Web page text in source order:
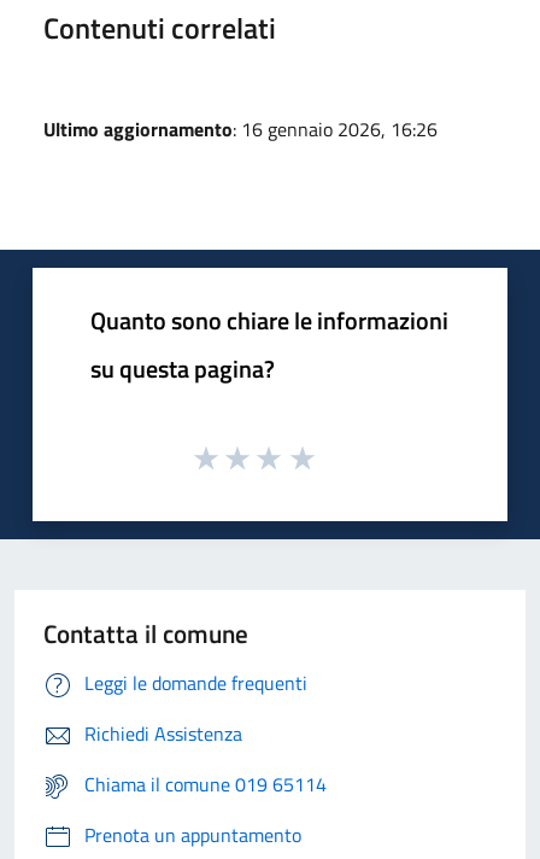
Contenuti correlati
Ultimo aggiornamento: 16 gennaio 2026, 16:26
Quanto sono chiare le informazioni
su questa pagina?
Contatta il comune
Leggi le domande frequenti
Richiedi Assistenza
Chiama il comune 019 65114
Prenota un appuntamento